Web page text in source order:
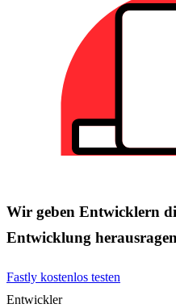
Wir geben Entwicklern
Entwicklung
Fastly kostenlos testen
Entwickler